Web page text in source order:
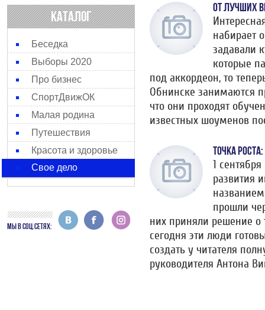
КАТАЛОГ
Беседка
Выборы 2020
Про бизнес
СпортДвижОК
Малая родина
Путешествия
Красота и здоровье
Свое дело
МЫ В СОЦ.СЕТЯХ:
ОТ ЛУЧШИХ
набирает
задавали
которые
под аккордеон, то
Обнинске занимаются
что они проходят
известных шоуменов
ТОЧКА
1
развития
прошли
них приняли решение о
сегодня эти люди
создать у читателя
руководителя Антона